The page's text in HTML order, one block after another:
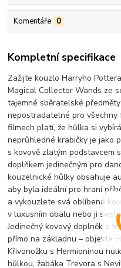
Komentáře 0
Kompletní specifikace
Zažijte kouzlo Harryho
Magical Collector Wands ze
tajemné sběratelské
nepostradatelné pro všechny
filmech platí, že hůlka si
neprůhledné krabičky je jako
s kovově zlatým podstavcem
doplňkem jedinečným pro
kouzelnické hůlky obsahuje
aby byla ideální pro hraní
a vykouzlete svá oblíbená
v luxusním obalu nebo ji
Jedinečný kovový doplněk s
přímo na základnu – objevte
Křivonožku s Hermioninou
hůlkou, žabáka Trevora s